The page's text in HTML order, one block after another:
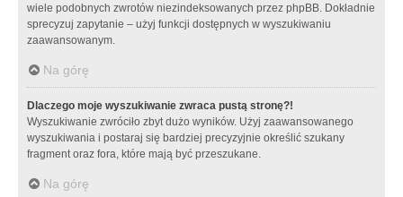
wiele podobnych zwrotów niezindeksowanych przez phpBB. Dokładnie
sprecyzuj zapytanie – użyj funkcji dostępnych w wyszukiwaniu
zaawansowanym.
Na górę
Dlaczego moje wyszukiwanie zwraca pustą stronę?!
Wyszukiwanie zwróciło zbyt dużo wyników. Użyj zaawansowanego
wyszukiwania i postaraj się bardziej precyzyjnie określić szukany
fragment oraz fora, które mają być przeszukane.
Na górę